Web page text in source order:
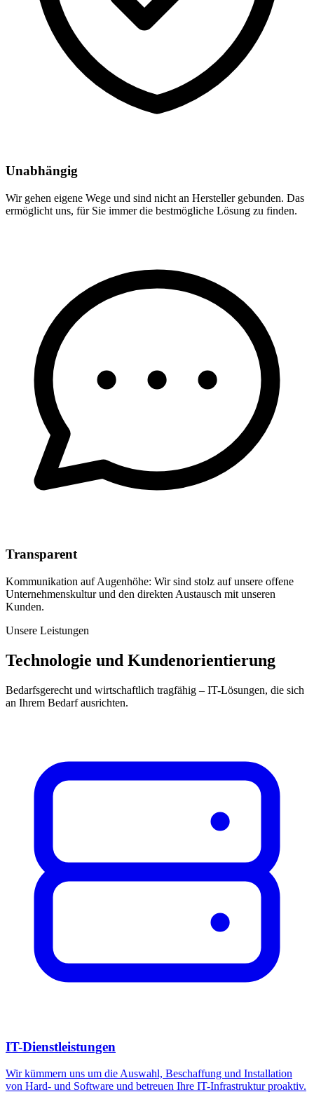
Unabhängig
Wir gehen eigene Wege und sind nicht an Hersteller gebunden. Das
ermöglicht uns, für Sie immer die bestmögliche Lösung zu finden.
Transparent
Kommunikation auf Augenhöhe: Wir sind stolz auf unsere offene
Unternehmenskultur und den direkten Austausch mit unseren
Kunden.
Unsere Leistungen
Technologie und Kundenorientierung
Bedarfsgerecht und wirtschaftlich tragfähig – IT-Lösungen, die sich
an Ihrem Bedarf ausrichten.
IT-Dienstleistungen
Wir kümmern uns um die Auswahl, Beschaffung und Installation
von Hard- und Software und betreuen Ihre IT-Infrastruktur proaktiv.